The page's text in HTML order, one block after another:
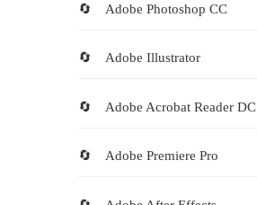
Adobe Photoshop CC
Adobe Illustrator
Adobe Acrobat Reader DC
Adobe Premiere Pro